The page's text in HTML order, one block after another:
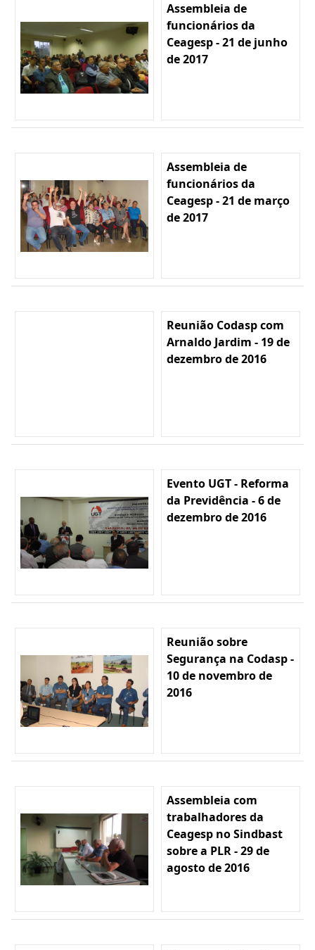
Assembleia de
funcionários da
Ceagesp - 21 de junho
de 2017
Assembleia de
funcionários da
Ceagesp - 21 de março
de 2017
Reunião Codasp com
Arnaldo Jardim - 19 de
dezembro de 2016
Evento UGT - Reforma
da Previdência - 6 de
dezembro de 2016
Reunião sobre
Segurança na Codasp -
10 de novembro de
2016
Assembleia com
trabalhadores da
Ceagesp no Sindbast
sobre a PLR - 29 de
agosto de 2016